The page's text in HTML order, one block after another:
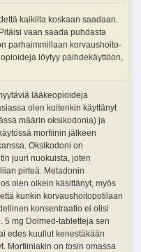
kaikilta koskaan saadaan.
vaan saada puhdasta
parhaimmillaan korvaushoito-
löytyy päihdekäyttöön,
lääkeopioideja
olen kuitenkin käyttänyt
määrin oksikodonia) ja
morfiinin jälkeen
Oksikodoni on
juuri nuokuista, joten
pirteä. Metadonin
olen oikein käsittänyt, myös
kunkin korvaushoitopotilaan
konsentraatio ei olisi
5 mg Dolmed-tabletteja sen
edes kuullut kenestäkään
Morfiiniakin on tosin omassa